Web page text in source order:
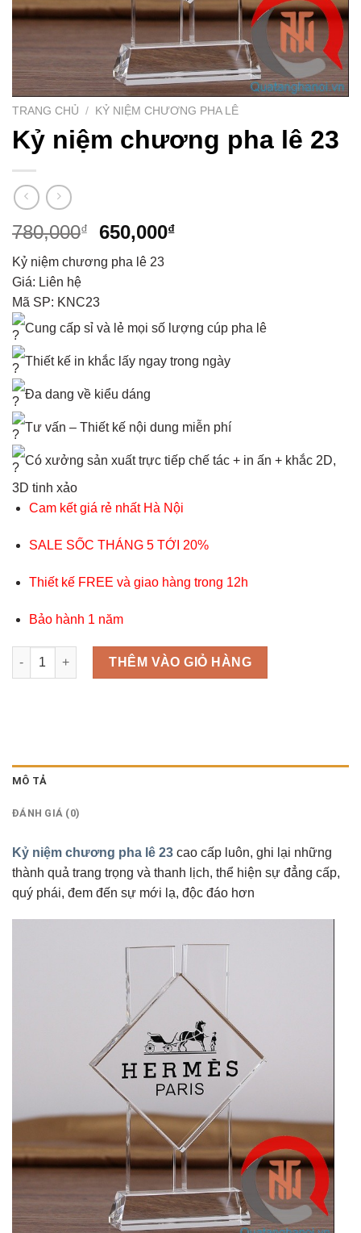
TRANG CHỦ / KỶ NIỆM CHƯƠNG PHA LÊ
Kỷ niệm chương pha lê 23
780,000₫ 650,000₫
Kỷ niệm chương pha lê 23
Giá: Liên hệ
Mã SP: KNC23
Cung cấp sỉ và lẻ mọi số lượng cúp pha lê
Thiết kế in khắc lấy ngay trong ngày
Đa dang về kiểu dáng
Tư vấn – Thiết kế nội dung miễn phí
Có xưởng sản xuất trực tiếp chế tác + in ấn + khắc 2D,
3D tinh xảo
Cam kết giá rẻ nhất Hà Nội
SALE SỐC THÁNG 5 TỚI 20%
Thiết kế FREE và giao hàng trong 12h
Bảo hành 1 năm
Kỷ niệm chương pha lê 23 số lượng
THÊM VÀO GIỎ HÀNG
MÔ TẢ
ĐÁNH GIÁ (0)
Kỷ niệm chương pha lê 23 cao cấp luôn, ghi lại những
thành quả trang trọng và thanh lịch, thể hiện sự đẳng cấp,
quý phái, đem đến sự mới lạ, độc đáo hơn